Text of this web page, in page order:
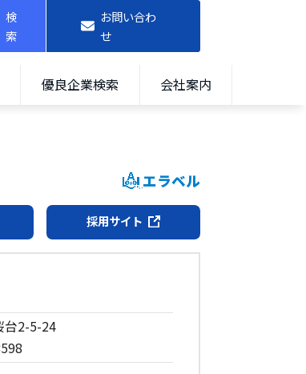
検
索
お問い合わ
せ
優良企業検索 会社案内
エラベル
採用サイト
2-5-24